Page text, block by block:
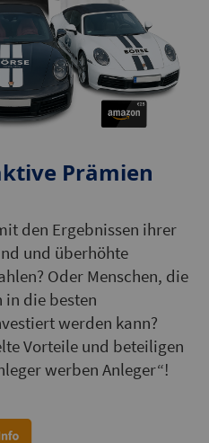
Prämien
den Ergebnissen ihrer
und überhöhte
Oder Menschen, die
die besten
werden kann?
Vorteile und beteiligen
werben Anleger“!